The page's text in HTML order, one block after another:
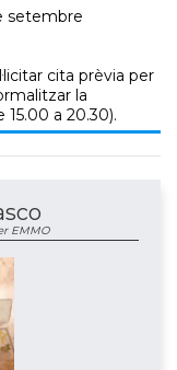
setembre
cita prèvia per
la
a 20.30).
EMMO